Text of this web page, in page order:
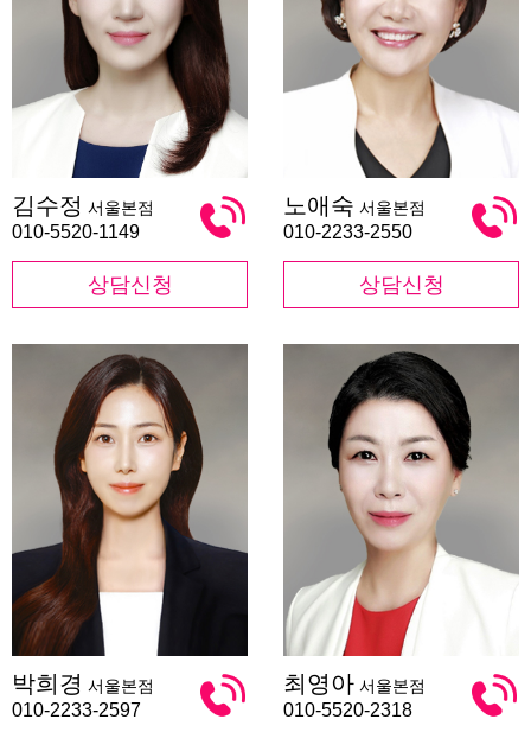
수
정
김수정 서울본점
010-5520-1149
상담신청
애
숙
노애숙 서울본점
010-2233-2550
상담신청
희
경
박희경 서울본점
010-2233-2597
영
아
최영아 서울본점
010-5520-2318